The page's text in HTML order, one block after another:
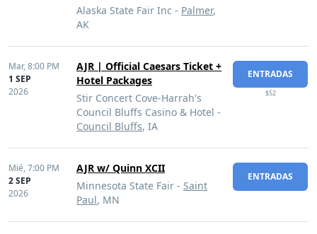
Alaska State Fair Inc - Palmer,
AK
Mar,8:00 PM
1 SEP
2026
AJR | Official Caesars Ticket +
Hotel Packages
Stir Concert Cove-Harrah's
Council Bluffs Casino & Hotel -
Council Bluffs, IA
ENTRADAS
$52
Mié,7:00 PM
2 SEP
2026
AJR w/ Quinn XCII
Minnesota State Fair - Saint
Paul, MN
ENTRADAS